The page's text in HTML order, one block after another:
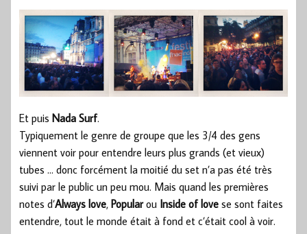
Et puis Nada Surf.
Typiquement le genre de groupe que les 3/4 des gens
viennent voir pour entendre leurs plus grands (et vieux)
tubes … donc forcément la moitié du set n’a pas été très
suivi par le public un peu mou. Mais quand les premières
notes d’Always love, Popularou Inside of love se sont faites
entendre, tout le monde était à fond et c’était cool à voir.